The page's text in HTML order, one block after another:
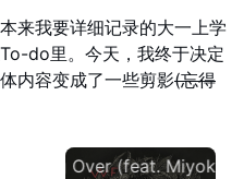
本来我要详细记录的大一上学
do里。今天，我终于决定
内容变成了一些剪影(忘得
Taking Over (feat.